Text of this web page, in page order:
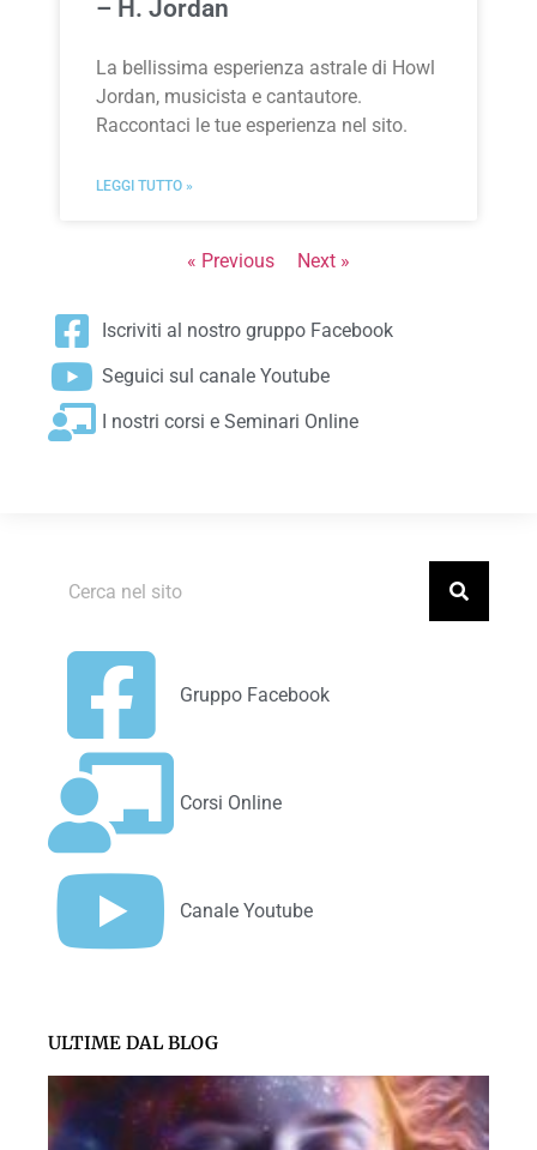
– H. Jordan
La bellissima esperienza astrale di Howl
Jordan, musicista e cantautore.
Raccontaci le tue esperienza nel sito.
LEGGI TUTTO »
« Previous Next »
Iscriviti al nostro gruppo Facebook
Seguici sul canale Youtube
I nostri corsi e Seminari Online
Gruppo Facebook
Corsi Online
Canale Youtube
ULTIME DAL BLOG